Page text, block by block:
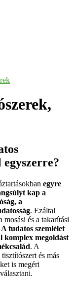
egyre
kap a
a
. Ezáltal
mosási és a takarítási
A tudatos szemlélet
komplex megoldást
. A
és más
is megéri